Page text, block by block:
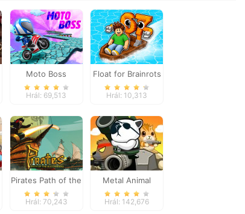
Moto Boss
Hrál: 69,513
Float for Brainrots
Hrál: 10,313
Pirates Path of the
Buccaneer
Hrál: 70,243
Metal Animal
Hrál: 142,676